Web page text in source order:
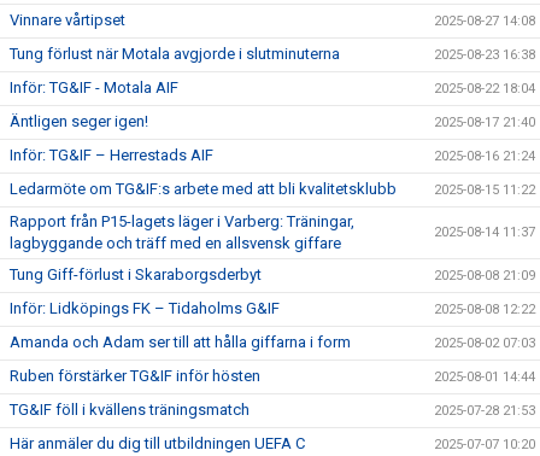
Vinnare vårtipset 2025-08-27 14:08
Tung förlust när Motala avgjorde i slutminuterna 2025-08-23 16:38
Inför: TG&IF - Motala AIF 2025-08-22 18:04
Äntligen seger igen! 2025-08-17 21:40
Inför: TG&IF – Herrestads AIF 2025-08-16 21:24
Ledarmöte om TG&IF:s arbete med att bli kvalitetsklubb 2025-08-15 11:22
Rapport från P15-lagets läger i Varberg: Träningar,
lagbyggande och träff med en allsvensk giffare
2025-08-14 11:37
Tung Giff-förlust i Skaraborgsderbyt 2025-08-08 21:09
Inför: Lidköpings FK – Tidaholms G&IF 2025-08-08 12:22
Amanda och Adam ser till att hålla giffarna i form 2025-08-02 07:03
Ruben förstärker TG&IF inför hösten 2025-08-01 14:44
TG&IF föll i kvällens träningsmatch 2025-07-28 21:53
Här anmäler du dig till utbildningen UEFA C 2025-07-07 10:20